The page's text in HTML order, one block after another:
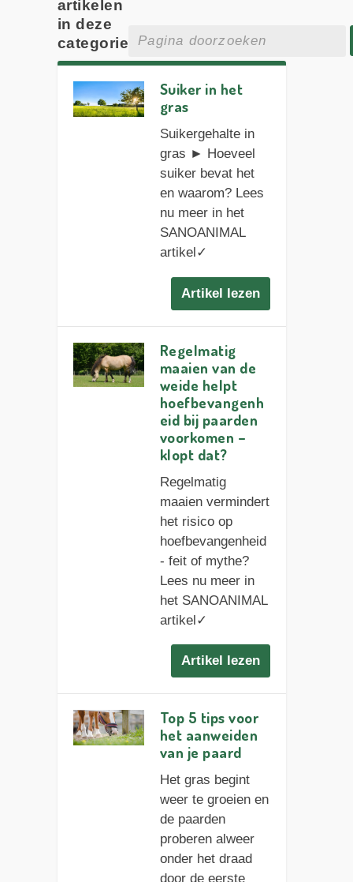
artikelen
in deze
categorie
Suiker in het
gras
Suikergehalte in
gras ► Hoeveel
suiker bevat het
en waarom? Lees
nu meer in het
SANOANIMAL
artikel✓
Artikel lezen
Regelmatig
maaien van de
weide helpt
hoefbevangenh
eid bij paarden
voorkomen –
klopt dat?
Regelmatig
maaien vermindert
het risico op
hoefbevangenheid
- feit of mythe?
Lees nu meer in
het SANOANIMAL
artikel✓
Artikel lezen
Top 5 tips voor
het aanweiden
van je paard
Het gras begint
weer te groeien en
de paarden
proberen alweer
onder het draad
door de eerste